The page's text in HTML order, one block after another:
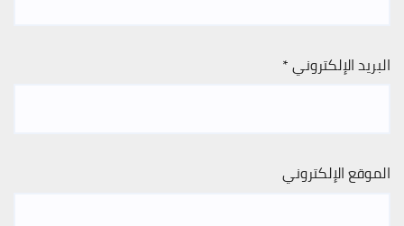
البريد الإلكتروني*
الموقع الإلكتروني